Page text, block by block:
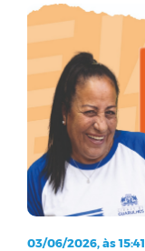
03/06/2026, às 15:41